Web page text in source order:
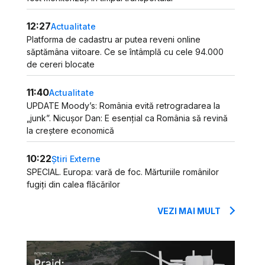
12:27Actualitate
Platforma de cadastru ar putea reveni online
săptămâna viitoare. Ce se întâmplă cu cele 94.000
de cereri blocate
11:40Actualitate
UPDATE Moody’s: România evită retrogradarea la
„junk”. Nicușor Dan: E esențial ca România să revină
la creștere economică
10:22Știri Externe
SPECIAL. Europa: vară de foc. Mărturiile românilor
fugiți din calea flăcărilor
VEZI MAI MULT